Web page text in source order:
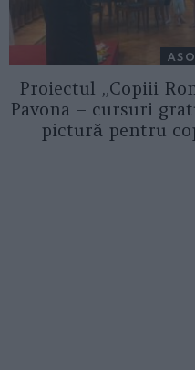
Proiectul „Copiii
Pavona – cursuri
pictură pentru